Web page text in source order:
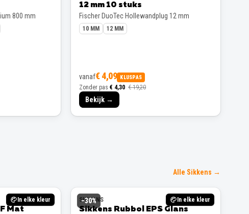
800 mm
12 mm 10 stuks
Fischer DuoTec Hollewandplug 12 mm
10 MM 12 MM
vanaf€ 4,09 KLUSPAS
Zonder pas € 4,30 € 19,20
Bekijk →
Alle Sikkens →
In elke kleur
Mat
−30% In elke kleur
SIKKENS
Sikkens Rubbol EPS Glans